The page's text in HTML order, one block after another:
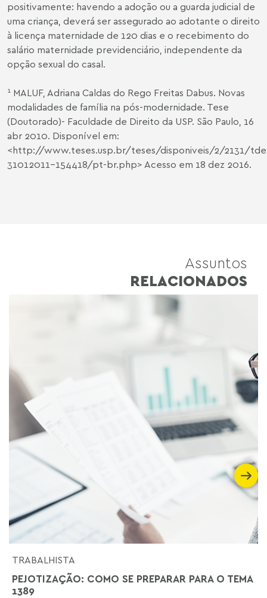
positivamente: havendo a adoção ou a guarda judicial de
uma criança, deverá ser assegurado ao adotante o direito
à licença maternidade de 120 dias e o recebimento do
salário maternidade previdenciário, independente da
opção sexual do casal.
1 MALUF, Adriana Caldas do Rego Freitas Dabus. Novas
modalidades de família na pós-modernidade. Tese
(Doutorado)- Faculdade de Direito da USP. São Paulo, 16
abr 2010. Disponível em:
<http://www.teses.usp.br/teses/disponiveis/2/2131/
31012011-154418/pt-br.php> Acesso em 18 dez 2016.
Assuntos
RELACIONADOS
TRABALHISTA
PEJOTIZAÇÃO: COMO SE PREPARAR PARA O TEMA
1389